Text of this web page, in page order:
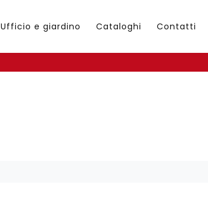
Ufficio e giardino Cataloghi Contatti